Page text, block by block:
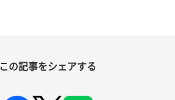
この記事をシェアする